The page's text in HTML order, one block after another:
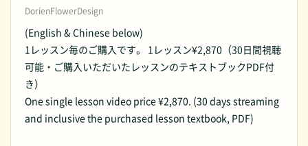
DorienFlowerDesign
(English & Chinese below)
1レッスン毎のご購入です。 1レッスン¥2,870（30日間視聴
可能・ご購入いただいたレッスンのテキストブックPDF付
き）
One single lesson video price ¥2,870. (30 days streaming
and inclusive the purchased lesson textbook, PDF)